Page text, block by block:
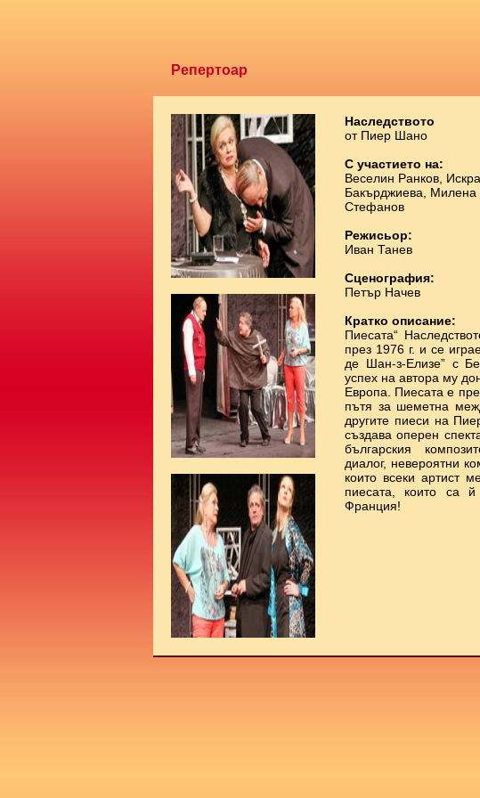
Репертоар
Наследството
от Пиер Шано
С участието на:
Веселин Ранков,
Бакърджиева, Милена
Стефанов
Режисьор:
Иван Танев
Сценография:
Петър Начев
Кратко описание:
Пиесата“
през 1976 г. и се
де Шан-з-Елизе” с
успех на автора му
Европа. Пиесата е
пътя за шеметна
другите пиеси на
създава оперен
българския
диалог, невероятни
които всеки артист
пиесата, които са
Франция!